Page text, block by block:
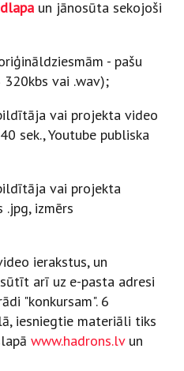
un jānosūta sekojoši
- pašu
vai .wav);
vai projekta video
sek., Youtube publiska
vai projekta
izmērs
ierakstus, un
arī uz e-pasta adresi
"konkursam". 6
iesniegtie materiāli tiks
www.hadrons.lvun